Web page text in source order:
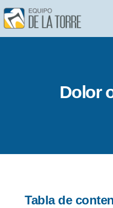
Dolor
Tabla de